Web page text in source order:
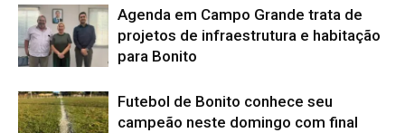
Agenda em Campo Grande trata de
projetos de infraestrutura e habitação
para Bonito
Futebol de Bonito conhece seu
campeão neste domingo com final